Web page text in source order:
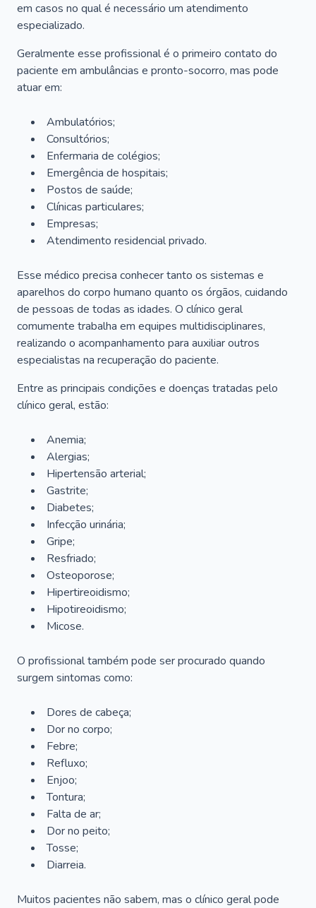
em casos no qual é necessário um atendimento
especializado.
Geralmente esse profissional é o primeiro contato do
paciente em ambulâncias e pronto-socorro, mas pode
atuar em:
Ambulatórios;
Consultórios;
Enfermaria de colégios;
Emergência de hospitais;
Postos de saúde;
Clínicas particulares;
Empresas;
Atendimento residencial privado.
Esse médico precisa conhecer tanto os sistemas e
aparelhos do corpo humano quanto os órgãos, cuidando
de pessoas de todas as idades. O clínico geral
comumente trabalha em equipes multidisciplinares,
realizando o acompanhamento para auxiliar outros
especialistas na recuperação do paciente.
Entre as principais condições e doenças tratadas pelo
clínico geral, estão:
Anemia;
Alergias;
Hipertensão arterial;
Gastrite;
Diabetes;
Infecção urinária;
Gripe;
Resfriado;
Osteoporose;
Hipertireoidismo;
Hipotireoidismo;
Micose.
O profissional também pode ser procurado quando
surgem sintomas como:
Dores de cabeça;
Dor no corpo;
Febre;
Refluxo;
Enjoo;
Tontura;
Falta de ar;
Dor no peito;
Tosse;
Diarreia.
Muitos pacientes não sabem, mas o clínico geral pode